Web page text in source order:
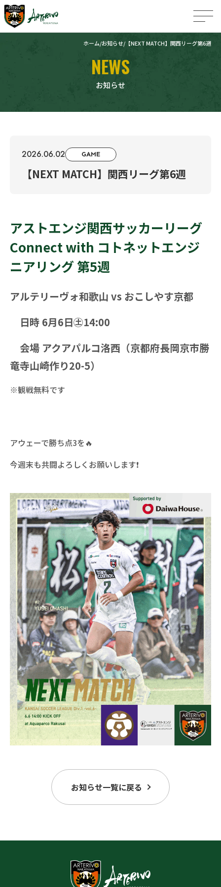
ホーム お知らせ 【NEXT MATCH】関西リーグ第6週
NEWS
お知らせ
2026.06.02 GAME
【NEXT MATCH】関西リーグ第6週
アストエンジ関西サッカーリーグ
Connect with コトネットエンジ
ニアリング 第5週
アルテリーヴォ和歌山 vs おこしやす京都
日時 6月6日㊏14:00
会場 アクアパルコ洛西（京都府長岡京市勝
竜寺山崎作り20-5）
※観戦無料です
アウェーで勝ち点3を🔥
今週末も共闘よろしくお願いします❗
お知らせ一覧に戻る